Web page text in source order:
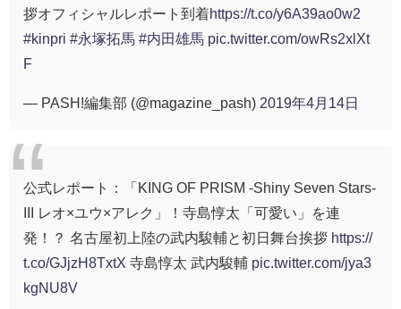
拶オフィシャルレポート到着https://t.co/y6A39ao0w2
#kinpri #永塚拓馬 #内田雄馬 pic.twitter.com/owRs2xlXt
F
— PASH!編集部 (@magazine_pash) 2019年4月14日
公式レポート：「KING OF PRISM -Shiny Seven Stars-
III レオ×ユウ×アレク」！寺島惇太「可愛い」を連
発！？ 名古屋初上陸の武内駿輔と初日舞台挨拶 https://
t.co/GJjzH8TxtX 寺島惇太 武内駿輔 pic.twitter.com/jya3
kgNU8V